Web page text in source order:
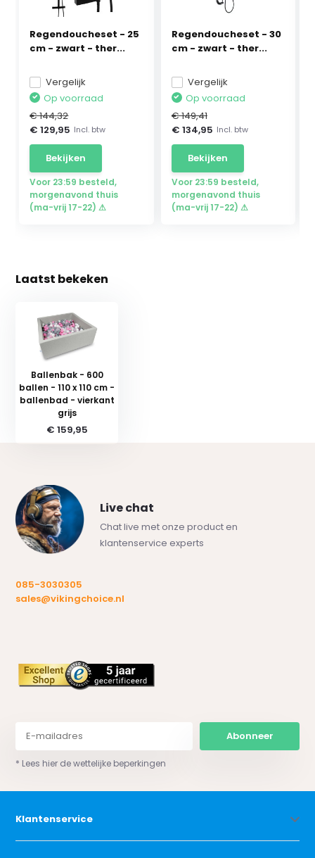
Regendoucheset - 25
cm - zwart - ther...
Vergelijk
Op voorraad
€ 144,32
€ 129,95 Incl. btw
Bekijken
Voor 23:59 besteld,
morgenavond thuis
(ma-vrij 17-22) ⚠
Regendoucheset - 30
cm - zwart - ther...
Vergelijk
Op voorraad
€ 149,41
€ 134,95 Incl. btw
Bekijken
Voor 23:59 besteld,
morgenavond thuis
(ma-vrij 17-22) ⚠
Laatst bekeken
Ballenbak - 600
ballen - 110 x 110 cm -
ballenbad - vierkant
grijs
€ 159,95
Live chat
Chat live met onze product en
klantenservice experts
085-3030305
sales@vikingchoice.nl
Abonneer
* Lees hier de wettelijke beperkingen
Klantenservice